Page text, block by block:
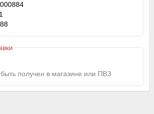
получен в магазине или ПВЗ